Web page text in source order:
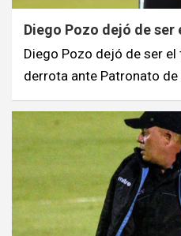
Diego Pozo dejó de
Diego Pozo dejó de ser
derrota ante Patronato de